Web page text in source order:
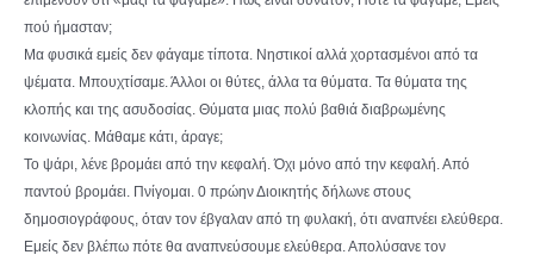
πού ήμασταν;
Μα φυσικά εμείς δεν φάγαμε τίποτα. Νηστικοί αλλά χορτασμένοι από τα
ψέματα. Μπουχτίσαμε. Άλλοι οι θύτες, άλλα τα θύματα. Τα θύματα της
κλοπής και της ασυδοσίας. Θύματα μιας πολύ βαθιά διαβρωμένης
κοινωνίας. Μάθαμε κάτι, άραγε;
Το ψάρι, λένε βρομάει από την κεφαλή. Όχι μόνο από την κεφαλή. Από
παντού βρομάει. Πνίγομαι. 0 πρώην Διοικητής δήλωνε στους
δημοσιογράφους, όταν τον έβγαλαν από τη φυλακή, ότι αναπνέει ελεύθερα.
Εμείς δεν βλέπω πότε θα αναπνεύσουμε ελεύθερα. Απολύσανε τον